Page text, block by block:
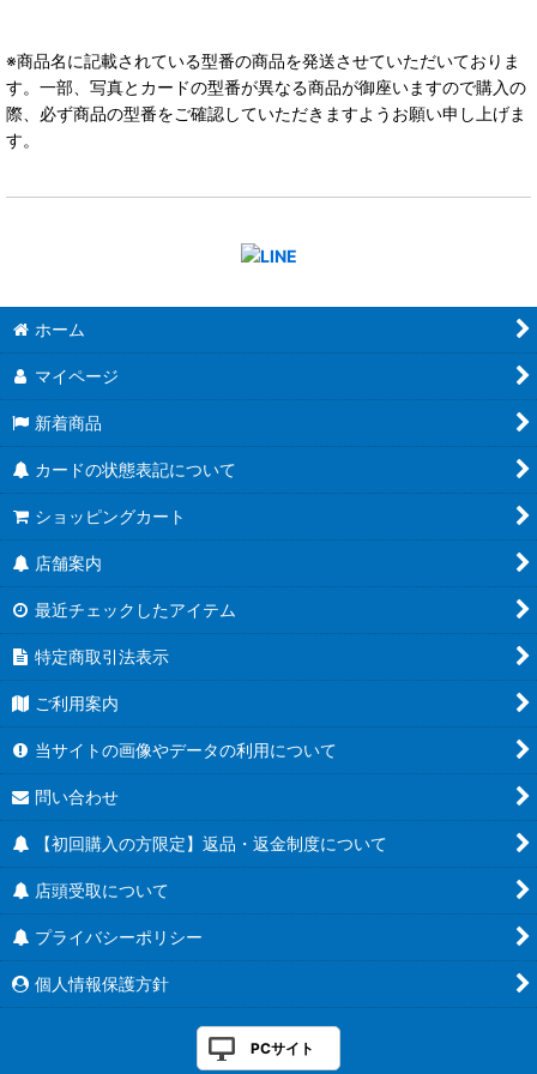
※商品名に記載されている型番の商品を発送させていただいておりま
す。一部、写真とカードの型番が異なる商品が御座いますので購入の
際、必ず商品の型番をご確認していただきますようお願い申し上げま
す。
ホーム
マイページ
新着商品
カードの状態表記について
ショッピングカート
店舗案内
最近チェックしたアイテム
特定商取引法表示
ご利用案内
当サイトの画像やデータの利用について
問い合わせ
【初回購入の方限定】返品・返金制度について
店頭受取について
プライバシーポリシー
個人情報保護方針
PCサイト